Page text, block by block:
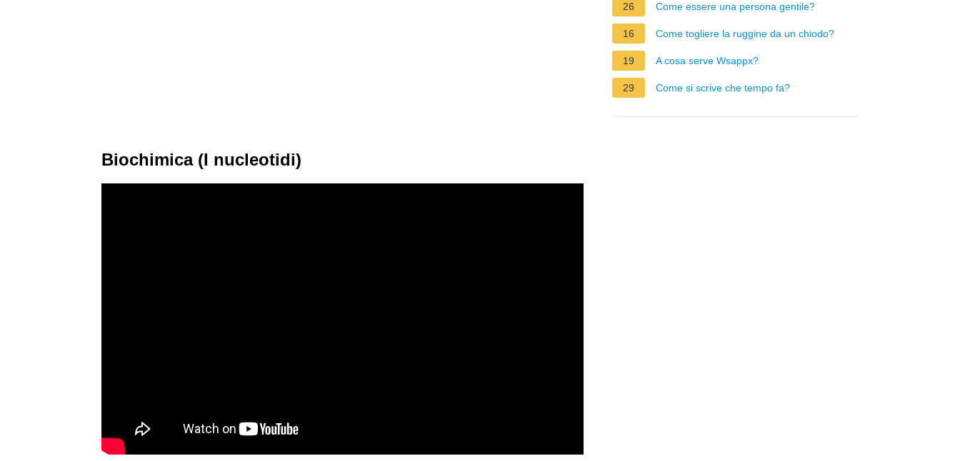
Biochimica (I nucleotidi)
26 Come essere una persona gentile?
16 Come togliere la ruggine da un chiodo?
19 A cosa serve Wsappx?
29 Come si scrive che tempo fa?